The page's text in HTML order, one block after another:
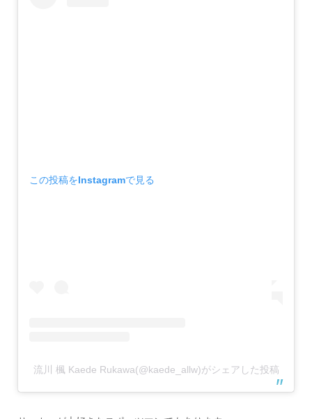
この投稿をInstagramで見る
流川 楓 Kaede Rukawa(@kaede_allw)がシェアした投稿